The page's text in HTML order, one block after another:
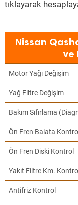
tıklayarak
Nissan
ve
Motor Yağı Değişim
Yağ Filtre Değişim
Bakım Sıfırlama
Ön Fren Balata Kontrol
Ön Fren Diski Kontrol
Yakıt Filtre Km. Kontrol
Antifriz Kontrol